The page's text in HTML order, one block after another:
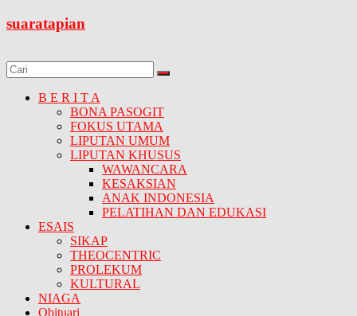
suaratapian
B E R I T A
BONA PASOGIT
FOKUS UTAMA
LIPUTAN UMUM
LIPUTAN KHUSUS
WAWANCARA
KESAKSIAN
ANAK INDONESIA
PELATIHAN DAN EDUKASI
ESAIS
SIKAP
THEOCENTRIC
PROLEKUM
KULTURAL
NIAGA
Obituari